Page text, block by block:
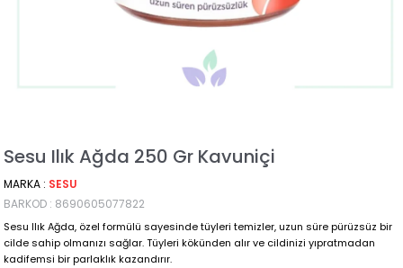
Sesu Ilık Ağda 250 Gr Kavuniçi
MARKA : SESU
BARKOD : 8690605077822
Sesu Ilık Ağda, özel formülü sayesinde tüyleri temizler, uzun süre pürüzsüz bir
cilde sahip olmanızı sağlar. Tüyleri kökünden alır ve cildinizi yıpratmadan
kadifemsi bir parlaklık kazandırır.